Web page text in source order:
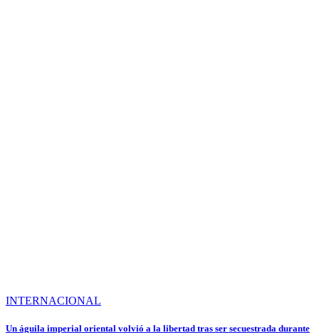
INTERNACIONAL
Un águila imperial oriental volvió a la libertad tras ser secuestrada durante